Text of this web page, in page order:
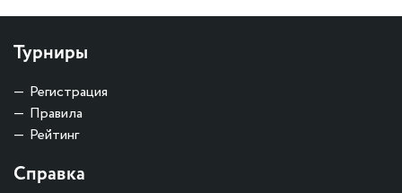
Турниры
Регистрация
Правила
Рейтинг
Справка